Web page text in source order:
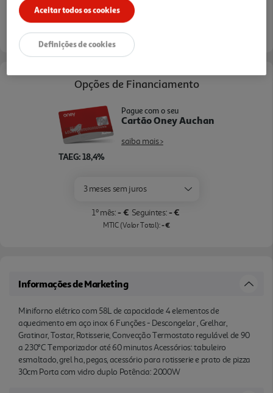
consultar stock >.
Opções de Financiamento
TAEG: 18,4%
Pague com o seu
Cartão Oney Auchan
saiba mais >
3 meses sem juros
1º mês:- € Seguintes:- €
MTIC (Valor Total):- €
Informações de Marketing
Miniforno elétrico com 58L de capacidade 4 elementos de
aquecimento em aço inox 6 Funções - Descongelar , Grelhar,
Gratinar, Tostar, Rotisserie, Convecção Termostato regulável de 90
a 230°C Temporizador até 60 minutos Acessórios: tabuleiro
esmaltado, grel ha, pegas, acessório para rotisserie e prato de pizza
30cm Porta com vidro duplo Potência: 2000W
Aceitar todos os cookies
Definições de cookies